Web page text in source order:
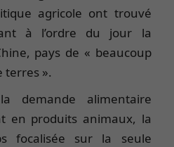
agricole ont trouvé
à l’ordre du jour la
pays de « beaucoup
terres ».
demande alimentaire
en produits animaux, la
focalisée sur la seule